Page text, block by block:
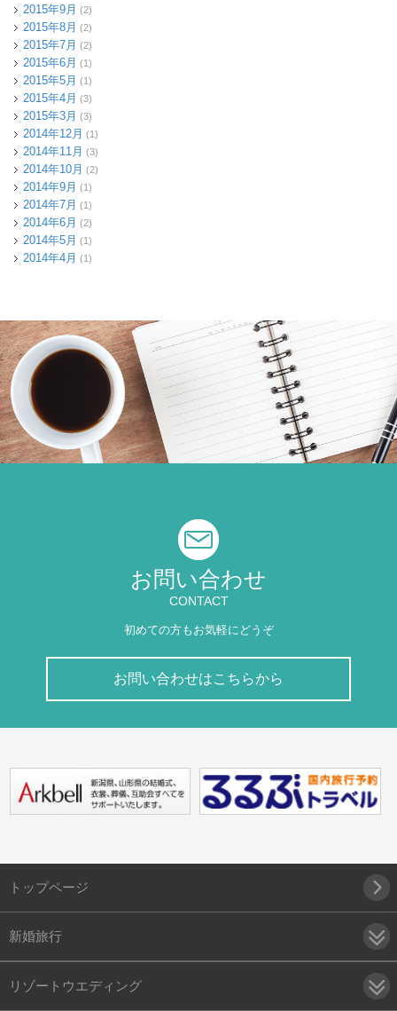
2015年9月 (2)
2015年8月 (2)
2015年7月 (2)
2015年6月 (1)
2015年5月 (1)
2015年4月 (3)
2015年3月 (3)
2014年12月 (1)
2014年11月 (3)
2014年10月 (2)
2014年9月 (1)
2014年7月 (1)
2014年6月 (2)
2014年5月 (1)
2014年4月 (1)
お問い合わせ
CONTACT
初めての方もお気軽にどうぞ
お問い合わせはこちらから
トップページ
新婚旅行
リゾートウエディング